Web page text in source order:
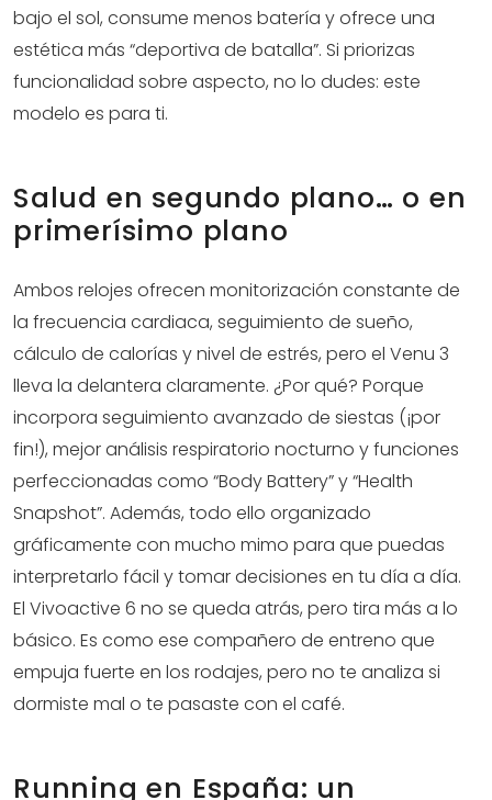
bajo el sol, consume menos batería y ofrece una
estética más “deportiva de batalla”. Si priorizas
funcionalidad sobre aspecto, no lo dudes: este
modelo es para ti.
Salud en segundo plano… o en
primerísimo plano
Ambos relojes ofrecen monitorización constante de
la frecuencia cardiaca, seguimiento de sueño,
cálculo de calorías y nivel de estrés, pero el Venu 3
lleva la delantera claramente. ¿Por qué? Porque
incorpora seguimiento avanzado de siestas (¡por
fin!), mejor análisis respiratorio nocturno y funciones
perfeccionadas como “Body Battery” y “Health
Snapshot”. Además, todo ello organizado
gráficamente con mucho mimo para que puedas
interpretarlo fácil y tomar decisiones en tu día a día.
El Vivoactive 6 no se queda atrás, pero tira más a lo
básico. Es como ese compañero de entreno que
empuja fuerte en los rodajes, pero no te analiza si
dormiste mal o te pasaste con el café.
Running en España: un